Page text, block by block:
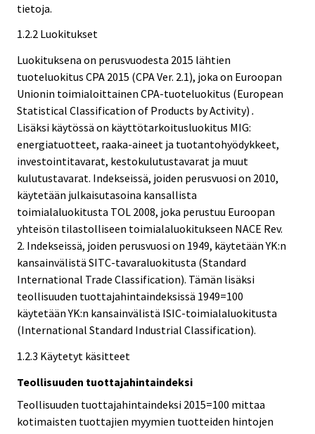
tietoja.
1.2.2 Luokitukset
Luokituksena on perusvuodesta 2015 lähtien
tuoteluokitus CPA 2015 (CPA Ver. 2.1), joka on Euroopan
Unionin toimialoittainen CPA-tuoteluokitus (European
Statistical Classification of Products by Activity) .
Lisäksi käytössä on käyttötarkoitusluokitus MIG:
energiatuotteet, raaka-aineet ja tuotantohyödykkeet,
investointitavarat, kestokulutustavarat ja muut
kulutustavarat. Indekseissä, joiden perusvuosi on 2010,
käytetään julkaisutasoina kansallista
toimialaluokitusta TOL 2008, joka perustuu Euroopan
yhteisön tilastolliseen toimialaluokitukseen NACE Rev.
2. Indekseissä, joiden perusvuosi on 1949, käytetään YK:n
kansainvälistä SITC-tavaraluokitusta (Standard
International Trade Classification). Tämän lisäksi
teollisuuden tuottajahintaindeksissä 1949=100
käytetään YK:n kansainvälistä ISIC-toimialaluokitusta
(International Standard Industrial Classification).
1.2.3 Käytetyt käsitteet
Teollisuuden tuottajahintaindeksi
Teollisuuden tuottajahintaindeksi 2015=100 mittaa
kotimaisten tuottajien myymien tuotteiden hintojen